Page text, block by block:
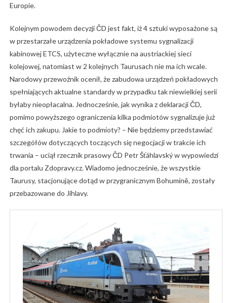
Europie.
Kolejnym powodem decyzji ČD jest fakt, iż 4 sztuki wyposażone są
w przestarzałe urządzenia pokładowe systemu sygnalizacji
kabinowej ETCS, użyteczne wyłącznie na austriackiej sieci
kolejowej, natomiast w 2 kolejnych Taurusach nie ma ich wcale.
Narodowy przewoźnik ocenił, że zabudowa urządzeń pokładowych
spełniających aktualne standardy w przypadku tak niewielkiej serii
byłaby nieopłacalna. Jednocześnie, jak wynika z deklaracji ČD,
pomimo powyższego ograniczenia kilka podmiotów sygnalizuje już
chęć ich zakupu. Jakie to podmioty? – Nie będziemy przedstawiać
szczegółów dotyczących toczących się negocjacji w trakcie ich
trwania – uciął rzecznik prasowy ČD Petr Šťáhlavský w wypowiedzi
dla portalu Zdopravy.cz. Wiadomo jednocześnie, że wszystkie
Taurusy, stacjonujące dotąd w przygranicznym Bohumíně, zostały
przebazowane do Jihlavy.